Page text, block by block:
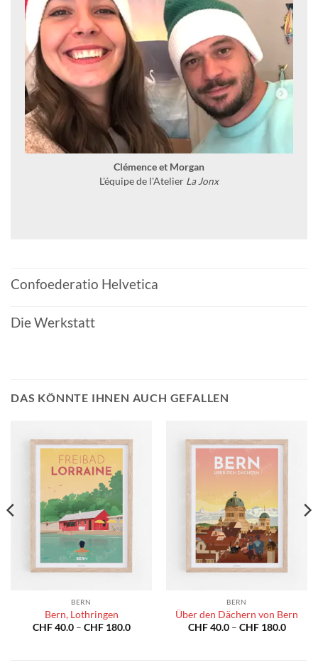
Clémence et Morgan
L'équipe de l'Atelier La Jonx
Confoederatio Helvetica
Die Werkstatt
DAS KÖNNTE IHNEN AUCH GEFALLEN
BERN
Bern, Lothringen
CHF40.0 – CHF180.0Preisspanne:
BERN
Über den Dächern von Bern
CHF40.0 – CHF180.0